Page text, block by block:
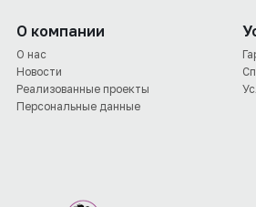
О компании
О нас
Новости
Реализованные проекты
Персональные данные